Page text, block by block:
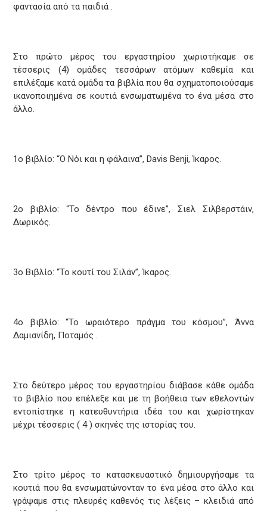
φαντασία από τα παιδιά .
Στο πρώτο μέρος του εργαστηρίου χωριστήκαμε σε
τέσσερις (4) ομάδες τεσσάρων ατόμων καθεμία και
επιλέξαμε κατά ομάδα τα βιβλία που θα σχηματοποιούσαμε
ικανοποιημένα σε κουτιά ενσωματωμένα το ένα μέσα στο
άλλο.
1ο βιβλίο: “Ο Νόι και η φάλαινα”, Davis Benji, Ίκαρος.
2ο βιβλίο: “Το δέντρο που έδινε”, Σιελ Σιλβερστάιν,
Δωρικός.
3ο Βιβλίο: “Το κουτί του Σιλάν”, Ίκαρος.
4ο βιβλίο: “Το ωραιότερο πράγμα του κόσμου”, Άννα
Δαμιανίδη, Ποταμός .
Στο δεύτερο μέρος του εργαστηρίου διάβασε κάθε ομάδα
το βιβλίο που επέλεξε και με τη βοήθεια των εθελοντών
εντοπίστηκε η κατευθυντήρια ιδέα του και χωρίστηκαν
μέχρι τέσσερις ( 4 ) σκηνές της ιστορίας του.
Στο τρίτο μέρος το κατασκευαστικό δημιουργήσαμε τα
κουτιά που θα ενσωματώνονταν το ένα μέσα στο άλλο και
γράψαμε στις πλευρές καθενός τις λέξεις – κλειδιά από